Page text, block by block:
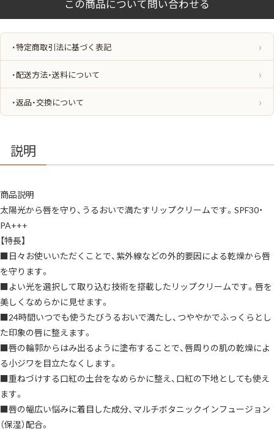
・特定商取引法に基づく表記
・配送方法・送料について
・返品・交換について
説明
商品説明
太陽光から唇を守り、うるおいで満たすリップクリームです。SPF30・
PA+++
【特長】
■日々お使いいただくことで、紫外線などの外的要因による乾燥から唇
を守ります。
■よい光を選択して取り込む技術を搭載したリップクリームです。唇を
美しくなめらかに見せます。
■24時間いつでも使うたびうるおいで満たし、つややかでふっくらとし
た印象の唇に整えます。
■唇の輪郭からはみ出るように塗布することで、唇周りの肌の乾燥によ
る小ジワを目立たなくします。
■重ねづけする口紅の土台をなめらかに整え、口紅の下地としても使え
ます。
■唇の幅広い悩みに着目した成分、マルチボタニックインフュージョン
（保湿）配合。